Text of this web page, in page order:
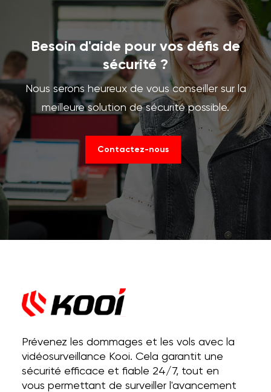
Besoin d'aide pour vos défis de
sécurité ?
Nous serons heureux de vous conseiller sur la
meilleure solution de sécurité possible.
Contactez-nous
Prévenez les dommages et les vols avec la
vidéosurveillance Kooi. Cela garantit une
sécurité efficace et fiable 24/7, tout en
vous permettant de surveiller l'avancement